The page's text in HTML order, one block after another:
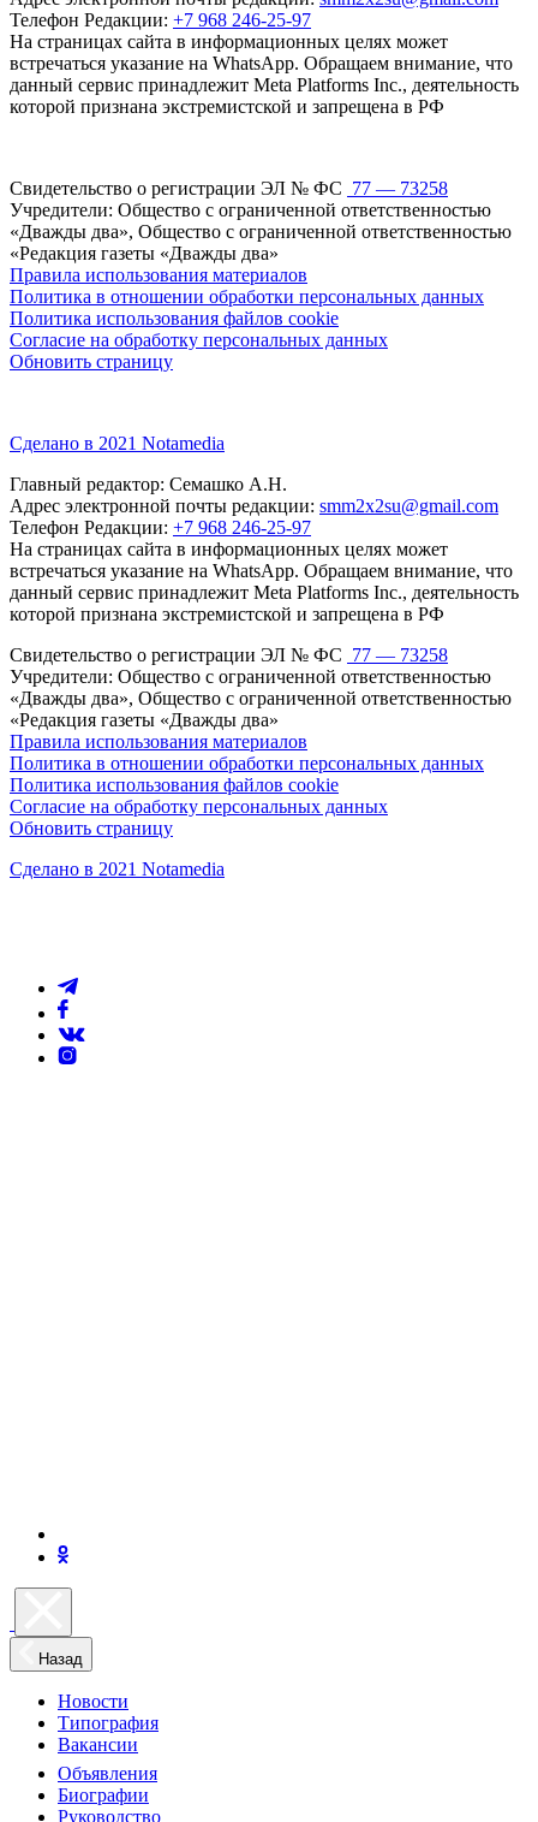
Телефон Редакции: +7 968 246-25-97
На страницах сайта в информационных целях может
встречаться указание на WhatsApp. Обращаем внимание, что
данный сервис принадлежит Meta Platforms Inc., деятельность
которой признана экстремистской и запрещена в РФ
Свидетельство о регистрации ЭЛ № ФС 77 — 73258
Учредители: Общество с ограниченной ответственностью
«Дважды два», Общество с ограниченной ответственностью
«Редакция газеты «Дважды два»
Правила использования материалов
Политика в отношении обработки персональных данных
Политика использования файлов cookie
Согласие на обработку персональных данных
Обновить страницу
Сделано в 2021 Notamedia
Главный редактор: Семашко А.Н.
Адрес электронной почты редакции: smm2x2su@gmail.com
Телефон Редакции: +7 968 246-25-97
На страницах сайта в информационных целях может
встречаться указание на WhatsApp. Обращаем внимание, что
данный сервис принадлежит Meta Platforms Inc., деятельность
которой признана экстремистской и запрещена в РФ
Свидетельство о регистрации ЭЛ № ФС 77 — 73258
Учредители: Общество с ограниченной ответственностью
«Дважды два», Общество с ограниченной ответственностью
«Редакция газеты «Дважды два»
Правила использования материалов
Политика в отношении обработки персональных данных
Политика использования файлов cookie
Согласие на обработку персональных данных
Обновить страницу
Сделано в 2021 Notamedia
Назад
Новости
Типография
Вакансии
Объявления
Биографии
Руководство